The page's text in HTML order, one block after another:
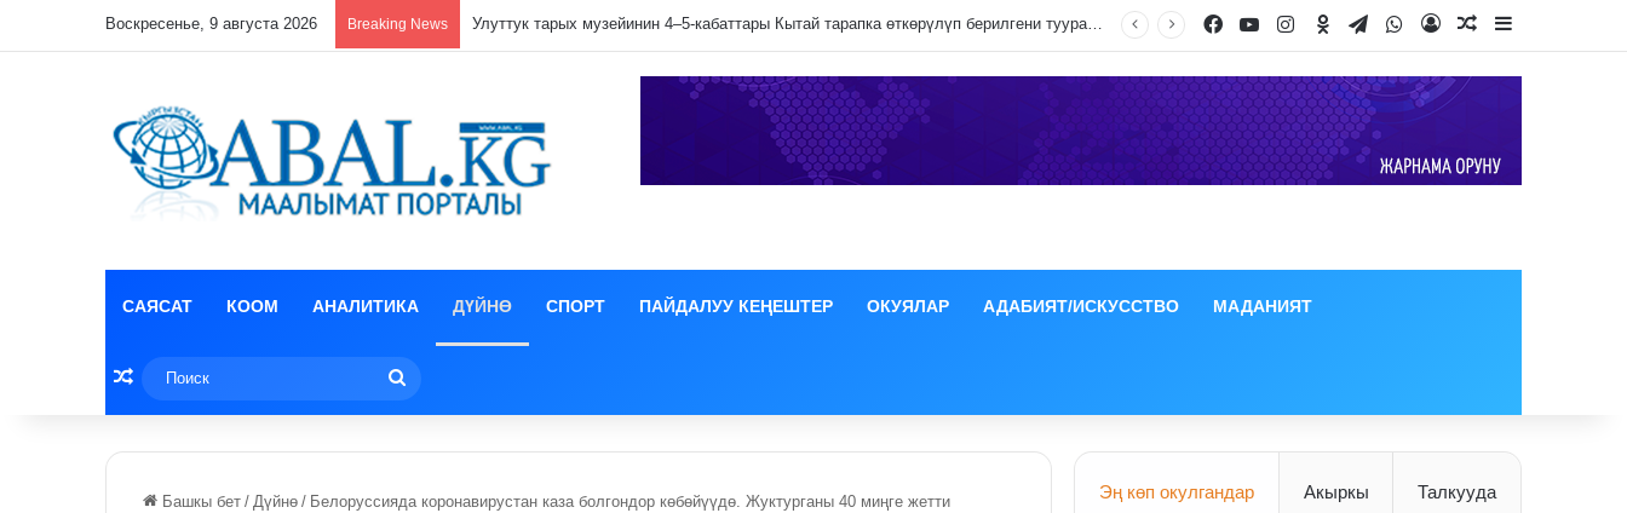
Воскресенье, 9 августа 2026 Breaking News Кулпунай эзилип даамын жоготпоо үчүн туура жууш ыкмасы айтылды Facebook
YouTubeInstagram
Odnoklassniki
TelegramWhatsApp
Log InRandom Article
Sidebar
САЯСАТ КООМ АНАЛИТИКА ДҮЙНӨ СПОРТ ПАЙДАЛУУ КЕҢЕШТЕР ОКУЯЛАР АДАБИЯТ/ИСКУССТВО МАДАНИЯТ
Random Article
Башкы бет / Дүйнө / Белоруссияда коронавирустан каза болгондор көбөйүүдө. Жуктурганы 40 миңге жетти Эң көп окулгандар Акыркы Талкууда